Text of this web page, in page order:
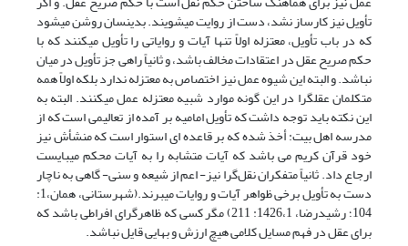
تأویل نیز کارساز نشد، دست از روایت می­شویند. بدین­سان روشن می­شود
که در باب تأویل، معتزله اولاً تنها آیات و روایاتی را تأویل می­کنند که با
حکم صریح عقل در اعتقادات مخالف باشد، و ثانیاً راهی جز تأویل در میان
نباشد. و البته این شیوه عمل نیز اختصاص به معتزله ندارد بلکه اولاً همه
متکلمان عقلگرا در این گونه موارد شبیه معتزله عمل می­کنند. البته به
این نکته باید توجه داشت که تأویل امامیه بر آمده از تعالیمی است که از
مدرسه اهل بیت: أخذ شده که بر قاعده ای استوار است که منشأش نیز
خود قرآن کریم می باشد که آیات متشابه را به آیات محکم می­بایست
ارجاع داد. ثانیاً متفکران نقل‌گرا نیز- اعم از شیعه و سنی- گاهی به ناچار
دست به تأویل برخی ظواهر آیات و روایات می­برند.(شهرستانی، همان،‏1:
104؛ رشیدرضا، 1426،1: 211) مگر کسی که ظاهرگرای افراطی باشد که
برای عقل در فهم مسایل کلامی هیچ ارزش و بهایی قایل نباشد.